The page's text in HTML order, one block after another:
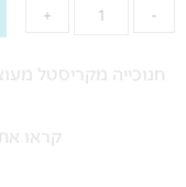
-
מעוצבת
+
חנוכייה מקריסטל
קראו